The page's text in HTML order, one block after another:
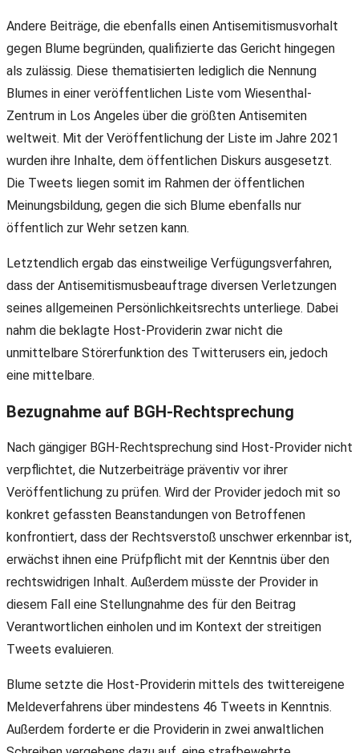
Andere Beiträge, die ebenfalls einen Antisemitismusvorhalt
gegen Blume begründen, qualifizierte das Gericht hingegen
als zulässig. Diese thematisierten lediglich die Nennung
Blumes in einer veröffentlichen Liste vom Wiesenthal-
Zentrum in Los Angeles über die größten Antisemiten
weltweit. Mit der Veröffentlichung der Liste im Jahre 2021
wurden ihre Inhalte, dem öffentlichen Diskurs ausgesetzt.
Die Tweets liegen somit im Rahmen der öffentlichen
Meinungsbildung, gegen die sich Blume ebenfalls nur
öffentlich zur Wehr setzen kann.
Letztendlich ergab das einstweilige Verfügungsverfahren,
dass der Antisemitismusbeauftrage diversen Verletzungen
seines allgemeinen Persönlichkeitsrechts unterliege. Dabei
nahm die beklagte Host-Providerin zwar nicht die
unmittelbare Störerfunktion des Twitterusers ein, jedoch
eine mittelbare.
Bezugnahme auf BGH-Rechtsprechung
Nach gängiger BGH-Rechtsprechung sind Host-Provider nicht
verpflichtet, die Nutzerbeiträge präventiv vor ihrer
Veröffentlichung zu prüfen. Wird der Provider jedoch mit so
konkret gefassten Beanstandungen von Betroffenen
konfrontiert, dass der Rechtsverstoß unschwer erkennbar ist,
erwächst ihnen eine Prüfpflicht mit der Kenntnis über den
rechtswidrigen Inhalt. Außerdem müsste der Provider in
diesem Fall eine Stellungnahme des für den Beitrag
Verantwortlichen einholen und im Kontext der streitigen
Tweets evaluieren.
Blume setzte die Host-Providerin mittels des twittereigene
Meldeverfahrens über mindestens 46 Tweets in Kenntnis.
Außerdem forderte er die Providerin in zwei anwaltlichen